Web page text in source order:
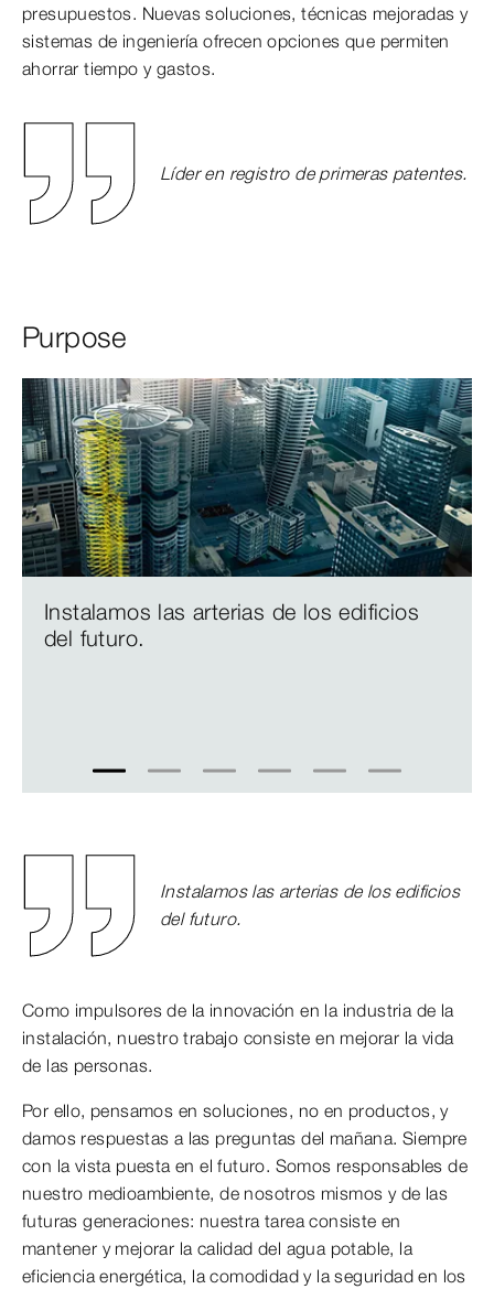
presupuestos. Nuevas soluciones, técnicas mejoradas y
sistemas de ingeniería ofrecen opciones que permiten
ahorrar tiempo y gastos.
Líder en registro de primeras patentes.
Purpose
Instalamos las arterias de los edificios
del futuro.
1 2 3 4 5 6
Instalamos las arterias de los edificios
del futuro.
Como impulsores de la innovación en la industria de la
instalación, nuestro trabajo consiste en mejorar la vida
de las personas.
Por ello, pensamos en soluciones, no en productos, y
damos respuestas a las preguntas del mañana. Siempre
con la vista puesta en el futuro. Somos responsables de
nuestro medioambiente, de nosotros mismos y de las
futuras generaciones: nuestra tarea consiste en
mantener y mejorar la calidad del agua potable, la
eficiencia energética, la comodidad y la seguridad en los